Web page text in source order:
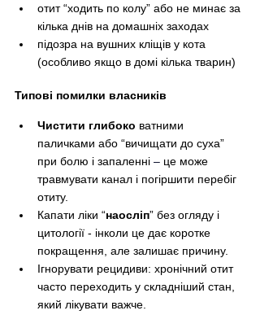
отит “ходить по колу” або не минає за
кілька днів на домашніх заходах
підозра на вушних кліщів у кота
(особливо якщо в домі кілька тварин)
Типові помилки власників
Чистити глибоко ватними
паличками або “вичищати до суха”
при болю і запаленні – це може
травмувати канал і погіршити перебіг
отиту.
Капати ліки “наосліп” без огляду і
цитології - інколи це дає коротке
покращення, але залишає причину.
Ігнорувати рецидиви: хронічний отит
часто переходить у складніший стан,
який лікувати важче.